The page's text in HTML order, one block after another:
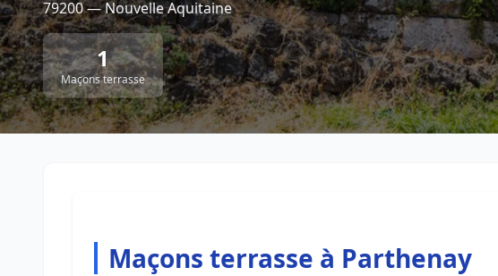
79200 — Nouvelle Aquitaine
1
Maçons terrasse
Maçons terrasse à Parthenay